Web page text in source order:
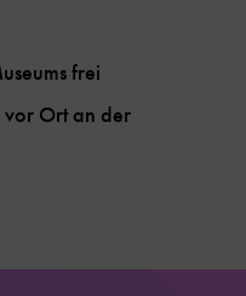
frei
Ort an der